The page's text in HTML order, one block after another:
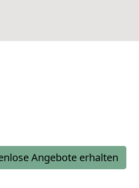
Angebote erhalten